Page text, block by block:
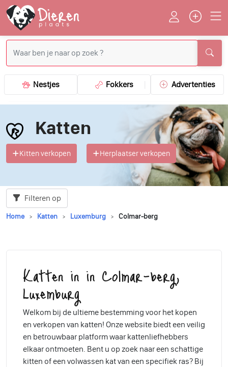
Nestjes Fokkers Advertenties
Katten
Kitten verkopen Herplaatser verkopen
Filteren op
Home Katten Luxemburg Colmar-berg
Katten in in Colmar-berg,
Luxemburg
Welkom bij de ultieme bestemming voor het kopen
en verkopen van katten! Onze website biedt een veilig
en betrouwbaar platform waar kattenliefhebbers
elkaar ontmoeten. Bent u op zoek naar een schattige
kitten of een volwassen kat van een specifiek ras? Bij